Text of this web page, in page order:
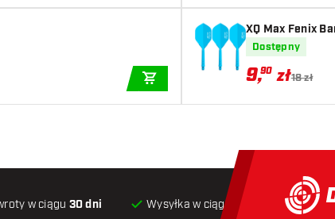
DODAJ DO KOSZYKA
XQ Max Fenix
Dostępny
9,90 zł18 zł
w ciągu 30 dni Wysyłka w ciągu 24 godzin